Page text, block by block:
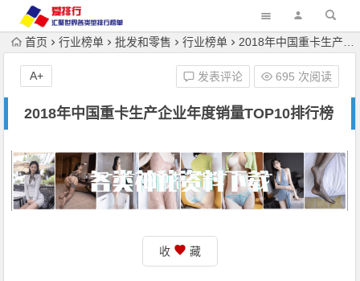
首页 行业榜单 批发和零售 行业榜单 2018年中国重卡生产企业年度销量TOP10排行榜
2018年中国重卡生产企业年度销量TOP10排行榜
发表评论 695 次阅读
A+
收 藏